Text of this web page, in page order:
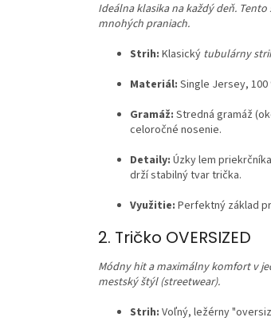
Ideálna klasika na každý deň.
mnohých praniach.
Strih: Klasický tubulárny
Materiál: Single Jersey,
Gramáž: Stredná gramáž
celoročné nosenie.
Detaily: Úzky lem
drží stabilný tvar trička.
Využitie: Perfektný základ
2. Tričko OVERSIZED
Módny hit a maximálny komfort v
mestský štýl (streetwear).
Strih: Voľný, ležérny